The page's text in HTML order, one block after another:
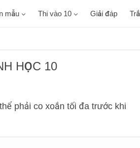
mẫu Thi vào 10 Giải đáp
HỌC 10
phải co xoắn tối đa trước khi